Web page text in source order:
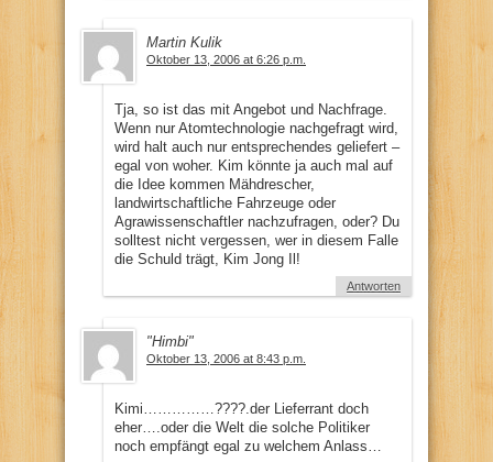
Martin Kulik
Oktober 13, 2006 at 6:26 p.m.
Tja, so ist das mit Angebot und Nachfrage.
Wenn nur Atomtechnologie nachgefragt wird,
wird halt auch nur entsprechendes geliefert –
egal von woher. Kim könnte ja auch mal auf
die Idee kommen Mähdrescher,
landwirtschaftliche Fahrzeuge oder
Agrawissenschaftler nachzufragen, oder? Du
solltest nicht vergessen, wer in diesem Falle
die Schuld trägt, Kim Jong Il!
Antworten
"Himbi"
Oktober 13, 2006 at 8:43 p.m.
Kimi……………????.der Lieferrant doch
eher….oder die Welt die solche Politiker
noch empfängt egal zu welchem Anlass…